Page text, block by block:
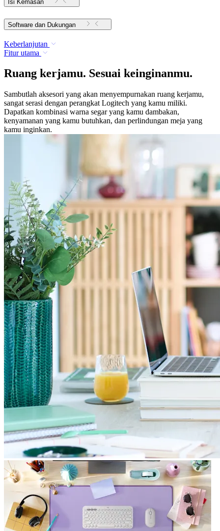
Isi Kemasan
Software dan Dukungan
Keberlanjutan
Fitur utama
Ruang kerjamu. Sesuai keinginanmu.
Sambutlah aksesori yang akan menyempurnakan ruang kerjamu,
sangat serasi dengan perangkat Logitech yang kamu miliki.
Dapatkan kombinasi warna segar yang kamu dambakan,
kenyamanan yang kamu butuhkan, dan perlindungan meja yang
kamu inginkan.